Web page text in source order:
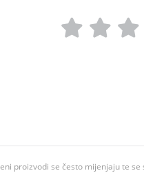
proizvodi se često mijenjaju te